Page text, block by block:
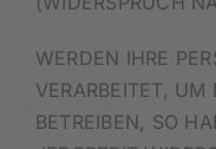
WERDEN IHRE
VERARBEITET, UM
BETREIBEN, SO